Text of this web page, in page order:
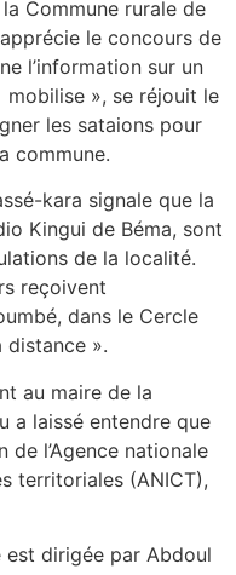
Commune rurale de
le concours de
l’information sur un
mobilise », se réjouit le
les sataions pour
commune.
kara signale que la
Kingui de Béma, sont
de la localité.
reçoivent
dans le Cercle
distance ».
au maire de la
a laissé entendre que
l’Agence nationale
territoriales (ANICT),
est dirigée par Abdoul